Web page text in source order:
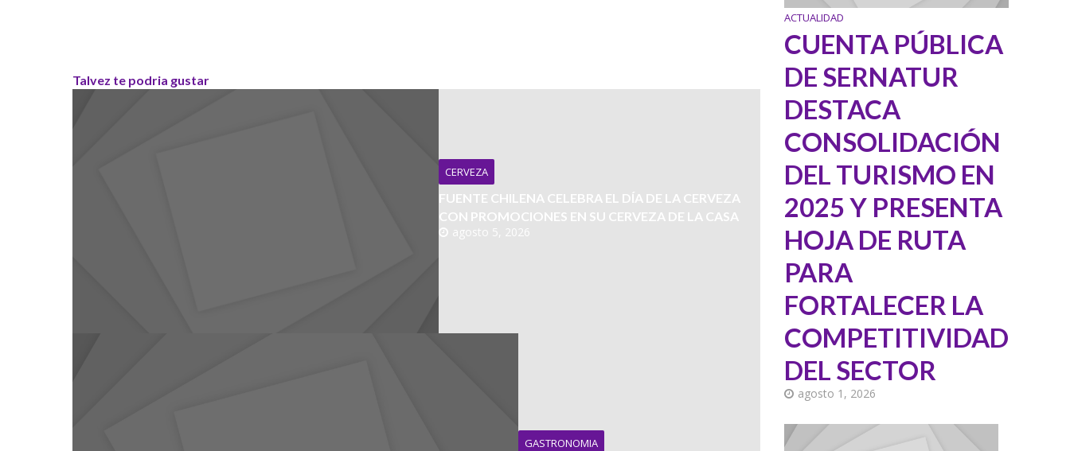
Talvez te podria gustar
CERVEZA
FUENTE CHILENA CELEBRA EL DÍA DE LA CERVEZA
CON PROMOCIONES EN SU CERVEZA DE LA CASA
agosto 5, 2026
GASTRONOMIA
ACTUALIDAD
CUENTA PÚBLICA
DE SERNATUR
DESTACA
CONSOLIDACIÓN
DEL TURISMO EN
2025 Y PRESENTA
HOJA DE RUTA
PARA
FORTALECER LA
COMPETITIVIDAD
DEL SECTOR
agosto 1, 2026